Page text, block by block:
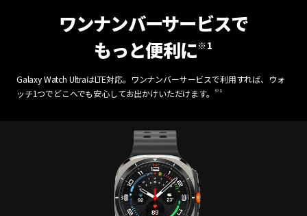
ワンナンバーサービスで
もっと便利に※1
Galaxy Watch UltraはLTE対応。ワンナンバーサービスで利用すれば、ウォ
ッチ1つでどこへでも安心してお出かけいただけます。
※1